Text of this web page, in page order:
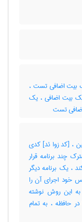
بیت اضافی تست ،
بیت اضافی ، یک
تست
، [کد زوا ئد] کدی
چند برنامه قرار
، یک برنامه دیگر
خود اجرای آن را
به این روش نوشته
حافظه ، به تمام